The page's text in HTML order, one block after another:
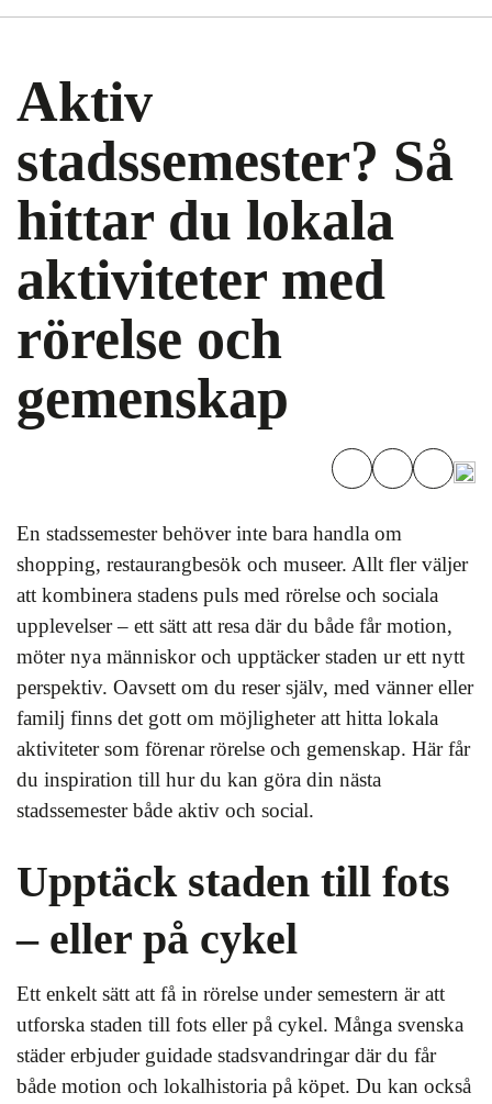
Aktiv
stadssemester? Så
hittar du lokala
aktiviteter med
rörelse och
gemenskap
En stadssemester behöver inte bara handla om
shopping, restaurangbesök och museer. Allt fler väljer
att kombinera stadens puls med rörelse och sociala
upplevelser – ett sätt att resa där du både får motion,
möter nya människor och upptäcker staden ur ett nytt
perspektiv. Oavsett om du reser själv, med vänner eller
familj finns det gott om möjligheter att hitta lokala
aktiviteter som förenar rörelse och gemenskap. Här får
du inspiration till hur du kan göra din nästa
stadssemester både aktiv och social.
Upptäck staden till fots
– eller på cykel
Ett enkelt sätt att få in rörelse under semestern är att
utforska staden till fots eller på cykel. Många svenska
städer erbjuder guidade stadsvandringar där du får
både motion och lokalhistoria på köpet. Du kan också